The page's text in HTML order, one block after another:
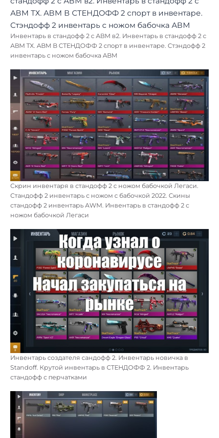
Инвентарь в стандофф 2 с АВМ в2. Инвентарь в стандофф 2 с
АВМ ТХ. АВМ В СТЕНДОФФ 2 спорт в инвентаре. Стэндофф 2
инвентарь с ножом бабочка АВМ
Скрин инвентаря в стандофф 2 с ножом бабочкой Легаси.
Стандофф 2 инвентарь с ножом с бабочкой 2022. Скины
стандофф 2 инвентарь AWM. Инвентарь в стандофф 2 с
ножом бабочкой Легаси
Инвентарь создателя сандофф 2. Инвентарь новичка в
Standoff. Крутой инвентарь в СТЕНДОФФ 2. Инвентарь
стандофф с перчатками